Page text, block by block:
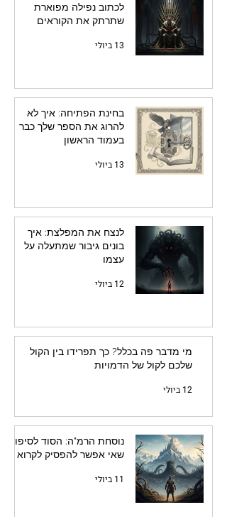
לכתוב נפילה מפוארת
שתרתק את הקוראים
13 ביולי
בחינת הפתיחה: איך לא
להרוג את הספר שלך כבר
בעמוד הראשון
13 ביולי
לנצח את המפלצת: איך
בונים גיבור שמתעלה על
עצמו
12 ביולי
מי מדבר פה בכלל? כך תפרידו בין הקול
שלכם לקול של הדמויות
12 ביולי
נוסחת הרמ"ה: הסוד לסיפור
שאי אפשר להפסיק לקרוא
11 ביולי